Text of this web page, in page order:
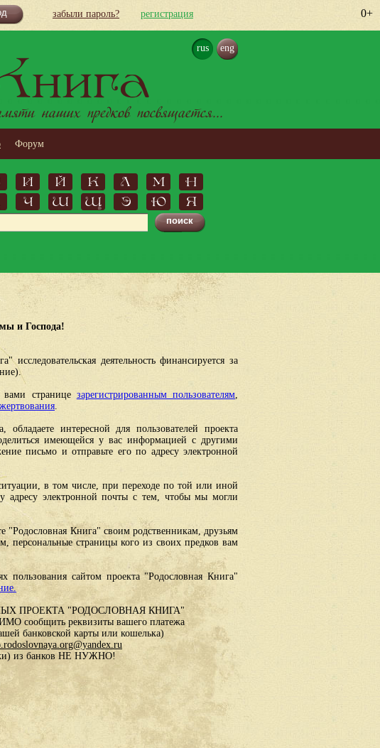
0+
забыли пароль? регистрация
rus eng
наших предков посвящается...
Форум
И Й К Л М
Н
Ч Ш Щ Э Ю Я
и Господа!
исследовательская деятельность финансируется за
вами странице зарегистрированным пользователям,
.
интересной для пользователей проекта
имеющейся у вас информацией с другими
письмо и отправьте его по адресу электронной
в том числе, при переходе по той или иной
адресу электронной почты с тем, чтобы мы могли
"Родословная Книга" своим родственникам, друзьям
персональные страницы кого из своих предков вам
пользования сайтом проекта "Родословная Книга"
ПРОЕКТА "РОДОСЛОВНАЯ КНИГА"
сообщить реквизиты вашего платежа
банковской карты или кошелька)
из банков НЕ НУЖНО!